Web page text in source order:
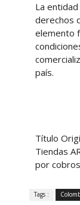
La
derechos
elemento
país.
Título
Tiendas
por
Tags :